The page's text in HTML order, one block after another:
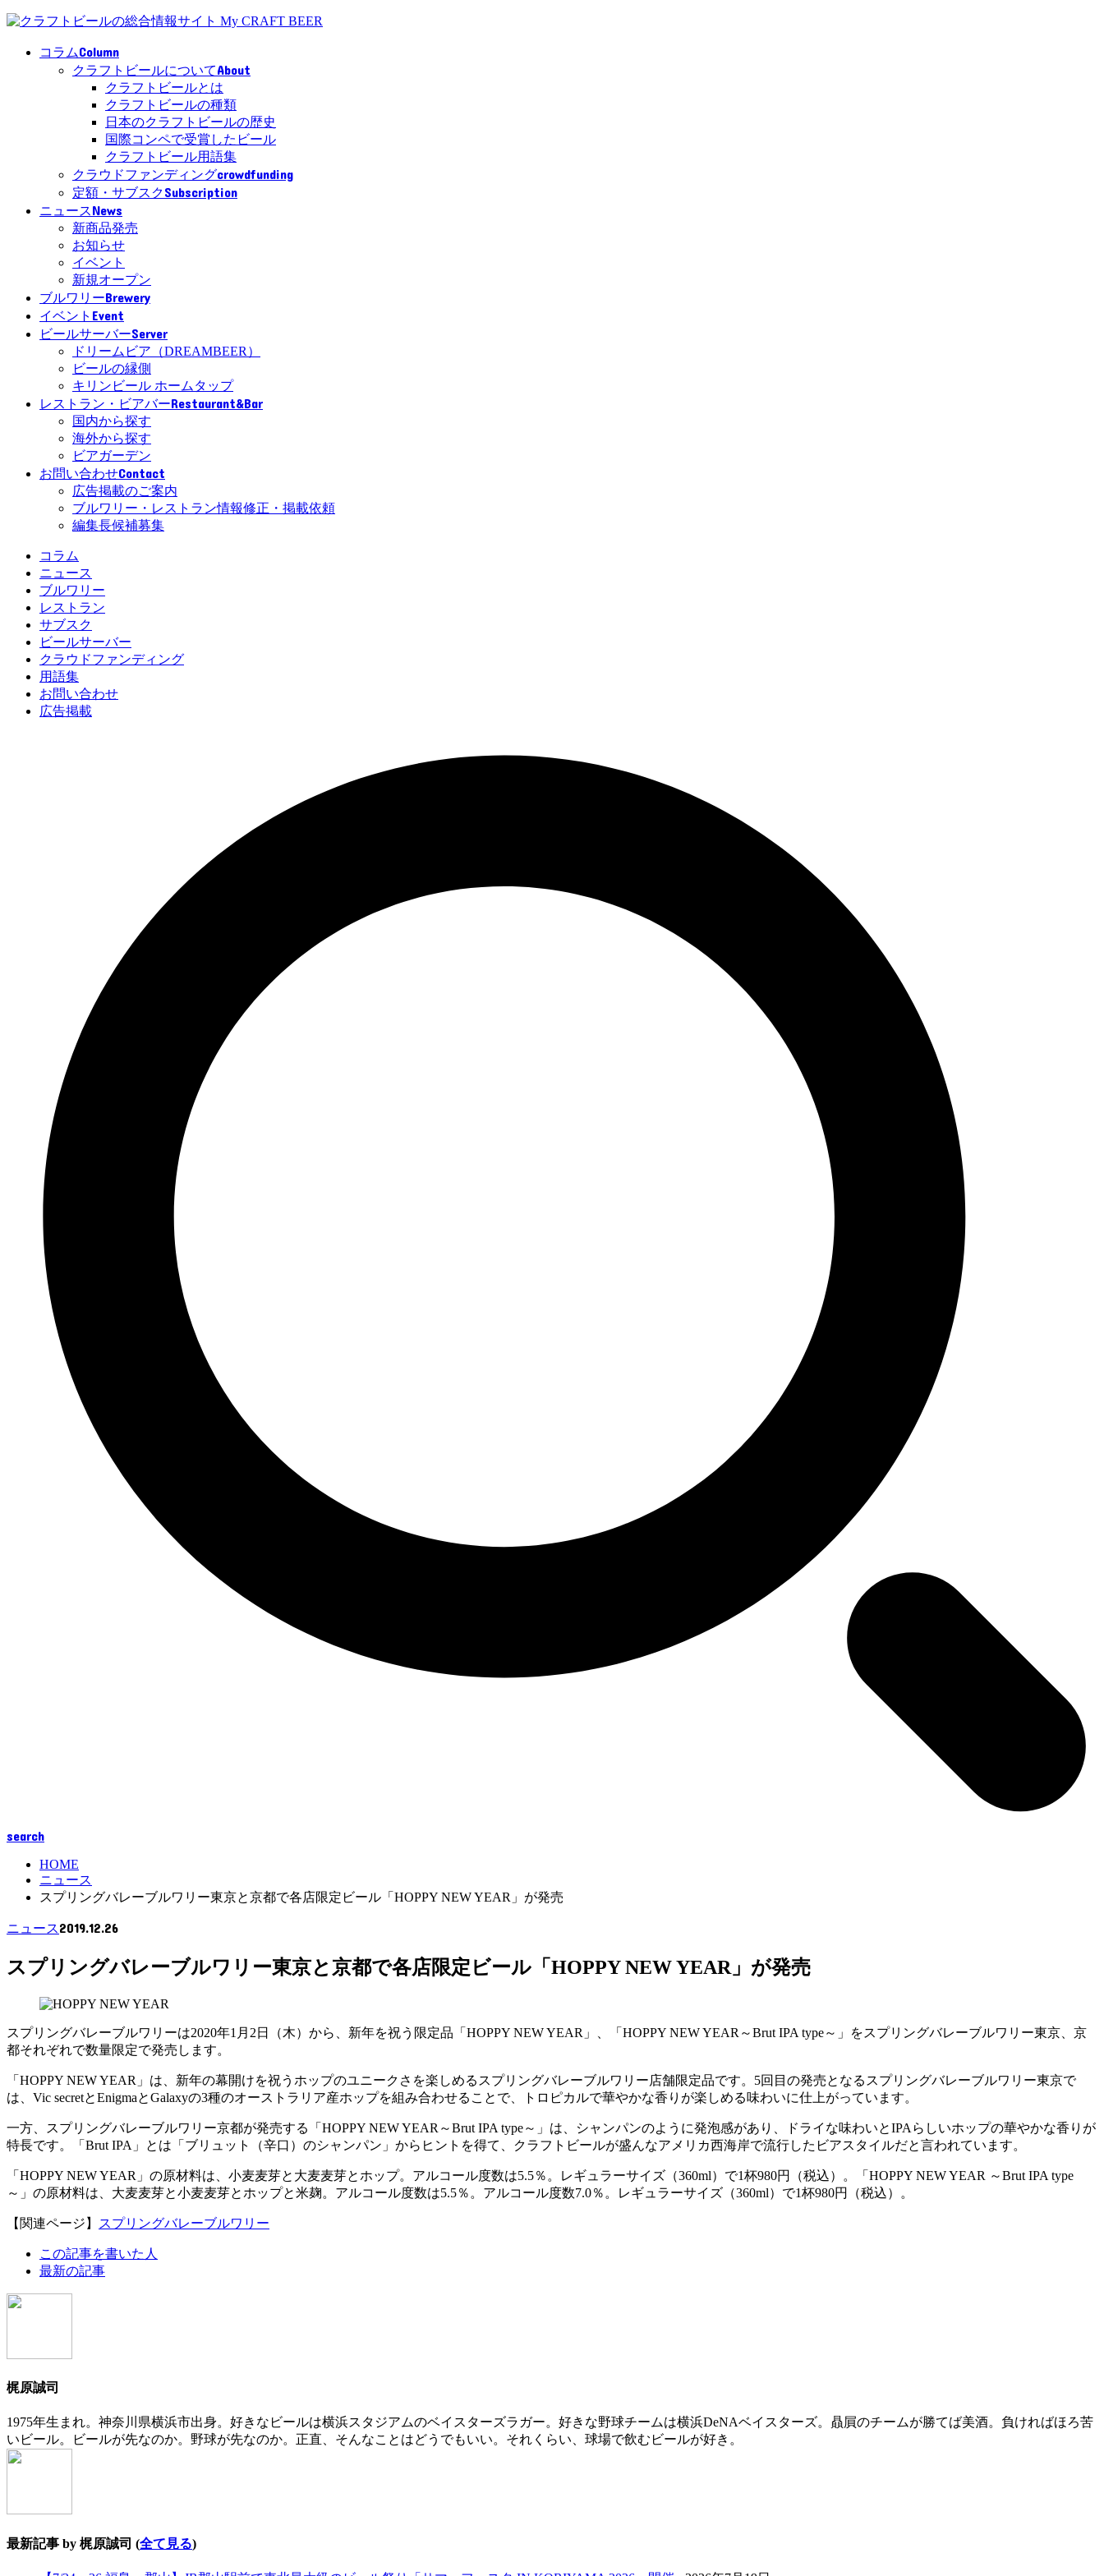
コラムColumn
クラフトビールについてAbout
クラフトビールとは
クラフトビールの種類
日本のクラフトビールの歴史
国際コンペで受賞したビール
クラフトビール用語集
クラウドファンディングcrowdfunding
定額・サブスクSubscription
ニュースNews
新商品発売
お知らせ
イベント
新規オープン
ブルワリーBrewery
イベント Event
ビールサーバーServer
ドリームビア（DREAMBEER）
ビールの縁側
キリンビール ホームタップ
レストラン・ビアバーRestaurant&Bar
国内から探す
海外から探す
ビアガーデン
お問い合わせContact
広告掲載のご案内
ブルワリー・レストラン情報修正・掲載依頼
編集長候補募集
コラム
ニュース
ブルワリー
レストラン
サブスク
ビールサーバー
クラウドファンディング
用語集
お問い合わせ
広告掲載
search
HOME
ニュース
スプリングバレーブルワリー東京と京都で各店限定ビール「HOPPY NEW YEAR」が発売
ニュース2019.12.26
スプリングバレーブルワリー東京と京都で各店限定ビール「HOPPY NEW YEAR」が発売
スプリングバレーブルワリーは2020年1月2日（木）から、新年を祝う限定品「HOPPY NEW YEAR」、「HOPPY NEW YEAR～Brut IPA type～」をスプリングバレーブルワリー東京、京
都それぞれで数量限定で発売します。
「HOPPY NEW YEAR」は、新年の幕開けを祝うホップのユニークさを楽しめるスプリングバレーブルワリー店舗限定品です。5回目の発売となるスプリングバレーブルワリー東京で
は、Vic secretとEnigmaとGalaxyの3種のオーストラリア産ホップを組み合わせることで、トロピカルで華やかな香りが楽しめる味わいに仕上がっています。
一方、スプリングバレーブルワリー京都が発売する「HOPPY NEW YEAR～Brut IPA type～」は、シャンパンのように発泡感があり、ドライな味わいとIPAらしいホップの華やかな香りが
特長です。「Brut IPA」とは「ブリュット（辛口）のシャンパン」からヒントを得て、クラフトビールが盛んなアメリカ西海岸で流行したビアスタイルだと言われています。
「HOPPY NEW YEAR」の原材料は、小麦麦芽と大麦麦芽とホップ。アルコール度数は5.5％。レギュラーサイズ（360ml）で1杯980円（税込）。「HOPPY NEW YEAR ～Brut IPA type
～」の原材料は、大麦麦芽と小麦麦芽とホップと米麹。アルコール度数は5.5％。アルコール度数7.0％。レギュラーサイズ（360ml）で1杯980円（税込）。
【関連ページ】 スプリングバレーブルワリー
following
tabs
change
この記事を書いた人
最新の記事
梶原誠司
1975年生まれ。神奈川県横浜市出身。好きなビールは横浜スタジアムのベイスターズラガー。好きな野球チームは横浜DeNAベイスターズ。贔屓のチームが勝てば美酒。負ければほろ苦
いビール。ビールが先なのか。野球が先なのか。正直、そんなことはどうでもいい。それくらい、球場で飲むビールが好き。
最新記事 by 梶原誠司 (全て見る)